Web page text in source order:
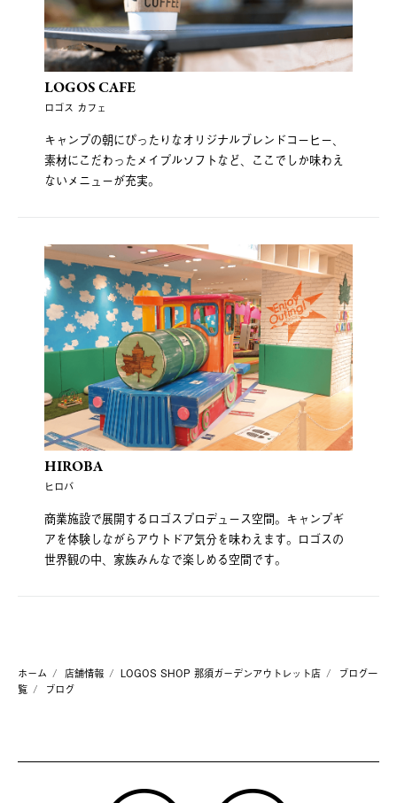
LOGOS CAFE
ロゴス カフェ
キャンプの朝にぴったりなオリジナルブレンドコーヒー、
素材にこだわったメイプルソフトなど、ここでしか味わえ
ないメニューが充実。
HIROBA
ヒロバ
商業施設で展開するロゴスプロデュース空間。キャンプギ
アを体験しながらアウトドア気分を味わえます。ロゴスの
世界観の中、家族みんなで楽しめる空間です。
ホーム 店舗情報 LOGOS SHOP 那須ガーデンアウトレット店
ブログ一
覧
ブログ